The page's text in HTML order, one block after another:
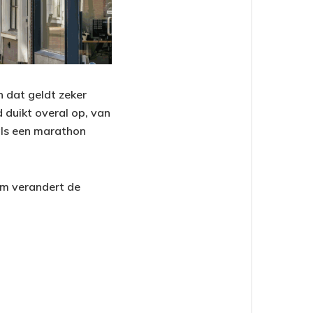
dat geldt zeker
overal op, van
een marathon
verandert de